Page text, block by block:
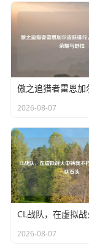
2026-08-07
2026-08-07